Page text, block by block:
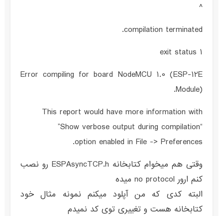
^
compilation terminated.
exit status 1
Error compiling for board NodeMCU 1.0 (ESP-12E
Module).
This report would have more information with
“Show verbose output during compilation”
option enabled in File -> Preferences.
وقتی هم میخوام کتابخانه ESPAsyncTCP.h رو نصب
کنم ارور no protocol میده
البته کدی که من آپلود میکنم نمونه مثال خود
کتابخانه هست و تغییری توی کد نمیدم